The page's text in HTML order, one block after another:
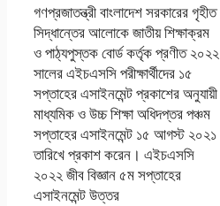
গণপ্রজাতন্ত্রী বাংলাদেশ সরকারের গৃহীত
সিদ্ধান্তের আলোকে জাতীয় শিক্ষাক্রম
ও পাঠ্যপুস্তক বোর্ড কর্তৃক প্রণীত ২০২২
সালের এইচএসসি পরীক্ষার্থীদের ১৫
সপ্তাহের এসাইনমেন্ট প্রকাশের অনুযায়ী
মাধ্যমিক ও উচ্চ শিক্ষা অধিদপ্তর পঞ্চম
সপ্তাহের এসাইনমেন্ট ১৫ আগস্ট ২০২১
তারিখে প্রকাশ করেন। এইচএসসি
২০২২ জীব বিজ্ঞান ৫ম সপ্তাহের
এসাইনমেন্ট উত্তর